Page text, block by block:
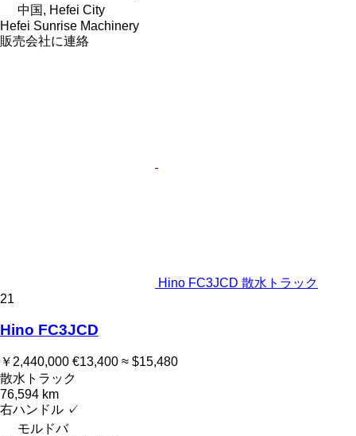
中国, Hefei City
Hefei Sunrise Machinery
販売会社に連絡
Hino FC3JCD 散水トラック
21
Hino FC3JCD
￥2,440,000 €13,400 ≈ $15,480
散水トラック
76,594 km
右ハンドル ✓
モルドバ